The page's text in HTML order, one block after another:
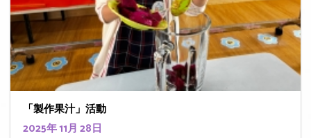
「製作果汁」活動
2025年 11月 28日